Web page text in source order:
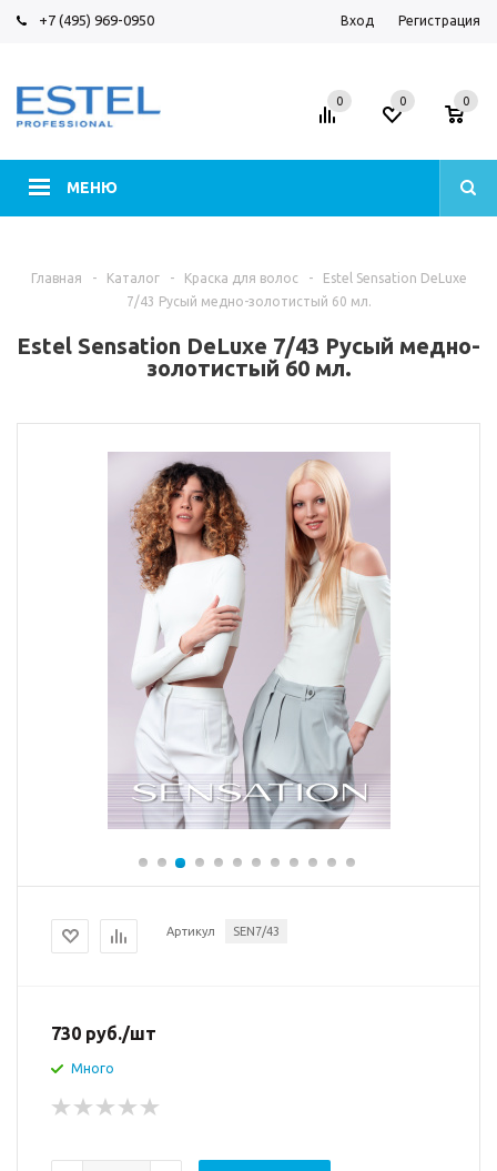
+7 (495) 969-0950 Вход Регистрация
МЕНЮ
0 0 0
Главная - Каталог - Краска для волос -
Estel Sensation DeLuxe
7/43 Русый медно-золотистый 60 мл.
Estel Sensation DeLuxe 7/43 Русый медно-
золотистый 60 мл.
Артикул SEN7/43
730 руб./шт
Много